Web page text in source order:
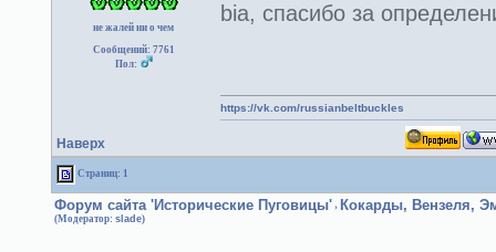
не жалей ни о чем
Сообщений: 7761
Пол:
bia, спасибо за
Наверх
https://vk.com/russianbeltbuckles
Страниц: 1
Форум сайта 'Исторические Пуговицы' › Кокарды, Вензеля,
(Модератор: slade)